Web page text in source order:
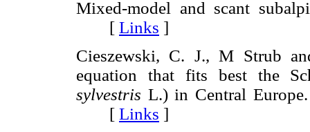
Mixed-model and scant
[ Links ]
Cieszewski, C. J., M Strub
equation that fits best the
sylvestris L.) in Central
[ Links ]